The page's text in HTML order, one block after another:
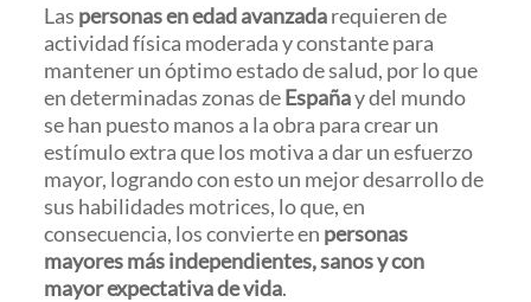
Las personas en edad avanzadarequieren de
actividad física moderada y constante para
mantener un óptimo estado de salud, por lo que
en determinadas zonas deEspañay del mundo
se han puesto manos a la obra para crear un
estímulo extra que los motiva a dar un esfuerzo
mayor, logrando con esto un mejor desarrollo de
sus habilidades motrices, lo que, en
consecuencia, los convierte en personas
mayores más independientes, sanos y con
mayor expectativa de vida.